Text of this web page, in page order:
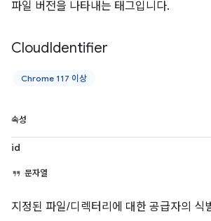
파일 버전을 나타내는 태그입니다.
CloudIdentifier
Chrome 117 이상
속성
id
문자열
지정된 파일/디렉터리에 대한 공급자의 식